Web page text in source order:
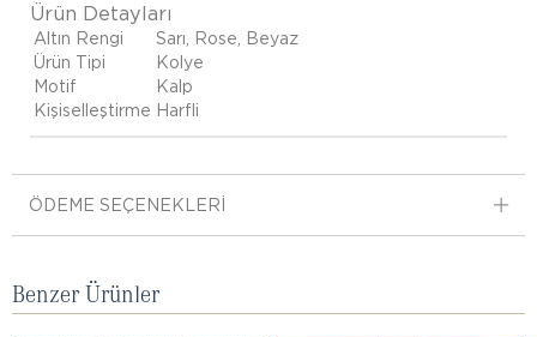
Ürün Detayları
Altın Rengi
Sarı, Rose, Beyaz
Ürün Tipi
Kolye
Motif
Kalp
Kişiselleştirme Harfli
ÖDEME SEÇENEKLERI
Benzer Ürünler